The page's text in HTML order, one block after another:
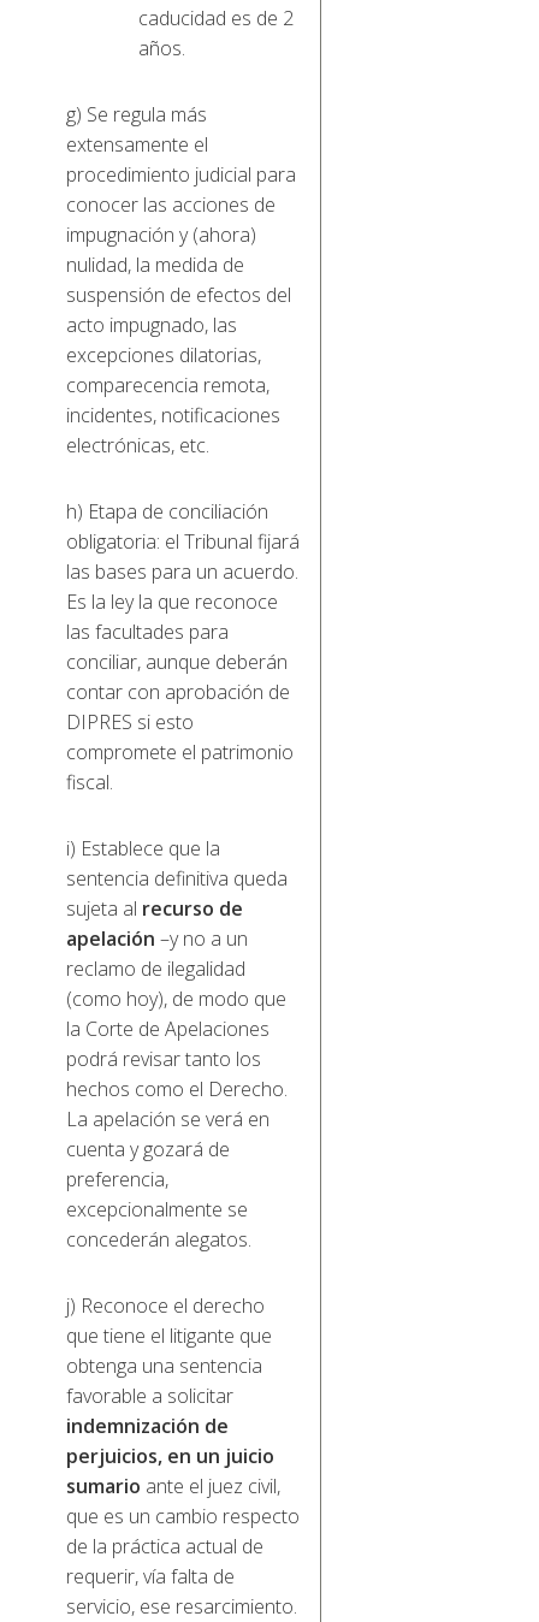
caducidad es de 2
años.
g) Se regula más
extensamente el
procedimiento judicial para
conocer las acciones de
impugnación y (ahora)
nulidad, la medida de
suspensión de efectos del
acto impugnado, las
excepciones dilatorias,
comparecencia remota,
incidentes, notificaciones
electrónicas, etc.
h) Etapa de conciliación
obligatoria: el Tribunal fijará
las bases para un acuerdo.
Es la ley la que reconoce
las facultades para
conciliar, aunque deberán
contar con aprobación de
DIPRES si esto
compromete el patrimonio
fiscal.
i) Establece que la
sentencia definitiva queda
sujeta al recurso de
apelación –y no a un
reclamo de ilegalidad
(como hoy), de modo que
la Corte de Apelaciones
podrá revisar tanto los
hechos como el Derecho.
La apelación se verá en
cuenta y gozará de
preferencia,
excepcionalmente se
concederán alegatos.
j) Reconoce el derecho
que tiene el litigante que
obtenga una sentencia
favorable a solicitar
indemnización de
perjuicios, en un juicio
sumario ante el juez civil,
que es un cambio respecto
de la práctica actual de
requerir, vía falta de
servicio, ese resarcimiento.